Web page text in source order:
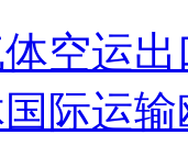
空运
际运